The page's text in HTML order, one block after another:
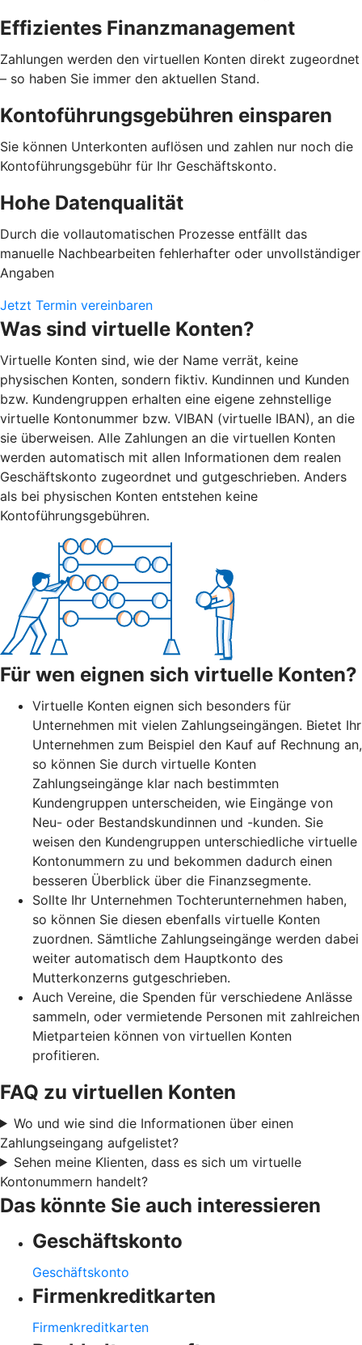
Effizientes Finanzmanagement
Zahlungen werden den virtuellen Konten direkt zugeordnet
– so haben Sie immer den aktuellen Stand.
Kontoführungsgebühren einsparen
Sie können Unterkonten auflösen und zahlen nur noch die
Kontoführungsgebühr für Ihr Geschäftskonto.
Hohe Datenqualität
Durch die vollautomatischen Prozesse entfällt das
manuelle Nachbearbeiten fehlerhafter oder unvollständiger
Angaben
Jetzt Termin vereinbaren
Was sind virtuelle Konten?
Virtuelle Konten sind, wie der Name verrät, keine
physischen Konten, sondern fiktiv. Kundinnen und Kunden
bzw. Kundengruppen erhalten eine eigene zehnstellige
virtuelle Kontonummer bzw. VIBAN (virtuelle IBAN), an die
sie überweisen. Alle Zahlungen an die virtuellen Konten
werden automatisch mit allen Informationen dem realen
Geschäftskonto zugeordnet und gutgeschrieben. Anders
als bei physischen Konten entstehen keine
Kontoführungsgebühren.
Für wen eignen sich virtuelle Konten?
Virtuelle Konten eignen sich besonders für
Unternehmen mit vielen Zahlungseingängen. Bietet Ihr
Unternehmen zum Beispiel den Kauf auf Rechnung an,
so können Sie durch virtuelle Konten
Zahlungseingänge klar nach bestimmten
Kundengruppen unterscheiden, wie Eingänge von
Neu- oder Bestandskundinnen und -kunden. Sie
weisen den Kundengruppen unterschiedliche virtuelle
Kontonummern zu und bekommen dadurch einen
besseren Überblick über die Finanzsegmente.
Sollte Ihr Unternehmen Tochterunternehmen haben,
so können Sie diesen ebenfalls virtuelle Konten
zuordnen. Sämtliche Zahlungseingänge werden dabei
weiter automatisch dem Hauptkonto des
Mutterkonzerns gutgeschrieben.
Auch Vereine, die Spenden für verschiedene Anlässe
sammeln, oder vermietende Personen mit zahlreichen
Mietparteien können von virtuellen Konten
profitieren.
FAQ zu virtuellen Konten
Wo und wie sind die Informationen über einen
Zahlungseingang aufgelistet?
Sehen meine Klienten, dass es sich um virtuelle
Kontonummern handelt?
Das könnte Sie auch interessieren
Geschäftskonto
Geschäftskonto
Firmenkreditkarten
Firmenkreditkarten